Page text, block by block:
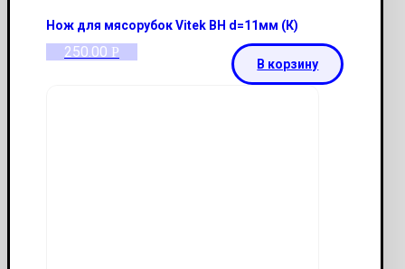
Нож для мясорубок Vitek BH d=11мм (К)
250.00 Р
В корзину